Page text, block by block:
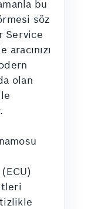
bu
söz
Service
olan